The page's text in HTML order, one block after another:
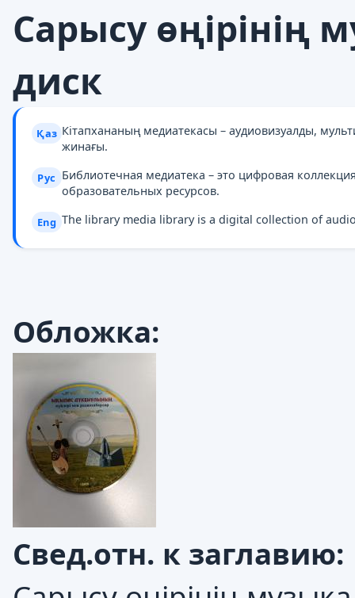
Cарысу
диск
Қаз Кітапхананың медиатекасы – аудиовизуалды,
жинағы.
Рус Библиотечная медиатека – это цифровая
образовательных ресурсов.
Eng The library media library is a digital collection of
Обложка:
Свед.отн. к заглавию: